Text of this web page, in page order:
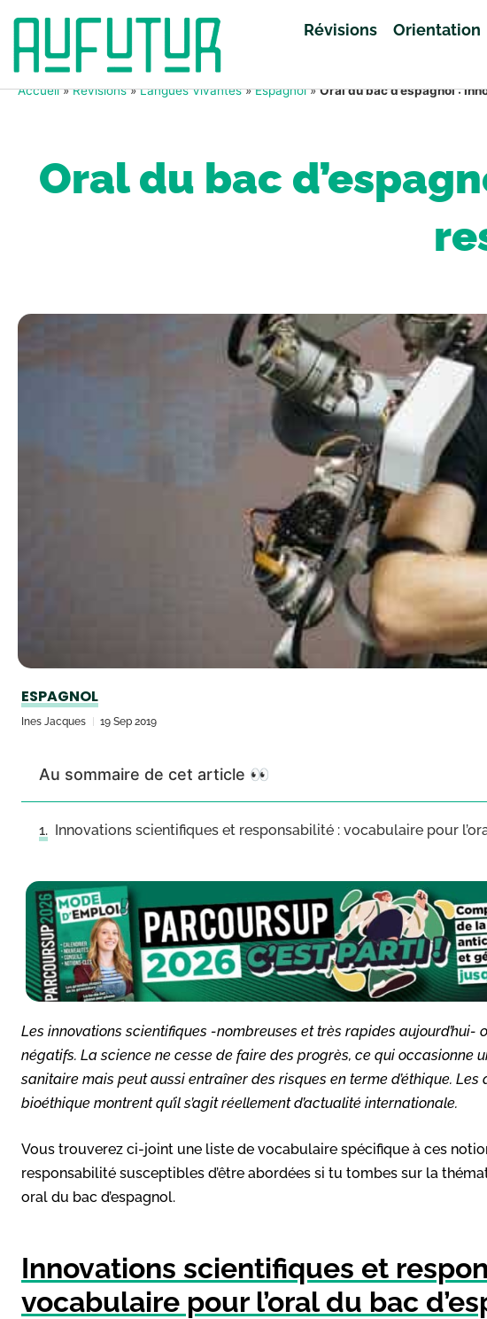
Révisions Orientation
Accueil»Révisions»Langues Vivantes»Espagnol»Oral du bac d’espagnol :
Oral du bac
ESPAGNOL
Ines Jacques 19 Sep 2019
Au sommaire de cet article 👀
Innovations scientifiques et responsabilité : vocabulaire pour
Les innovations scientifiques -nombreuses et très rapides aujourd’hui-
négatifs. La science ne cesse de faire des progrès, ce qui occasionne
sanitaire mais peut aussi entraîner des risques en terme d’éthique.
bioéthique montrent qu’il s’agit réellement d’actualité internationale.
Vous trouverez ci-joint une liste de vocabulaire spécifique à ces
responsabilité susceptibles d’être abordées si tu tombes sur la
oral du bac d’espagnol.
Innovations scientifiques et
vocabulaire pour l’oral du bac